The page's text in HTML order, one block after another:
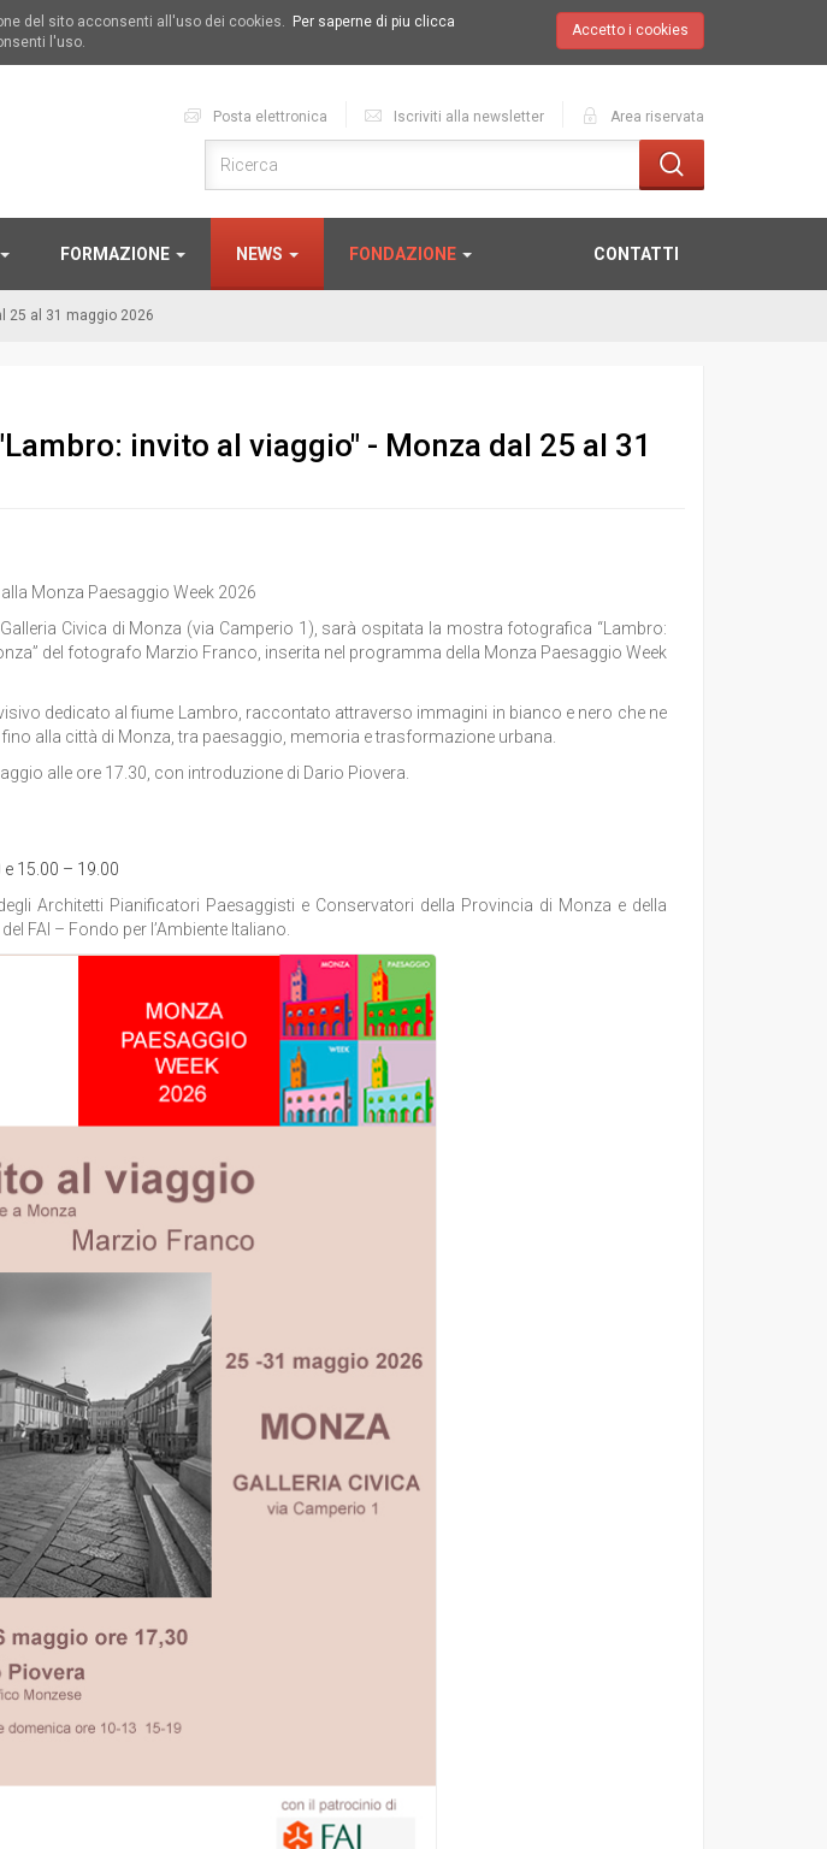
del sito acconsenti all'uso dei cookies.
Per saperne di piu clicca
l'uso.
Accetto i cookies
Posta elettronica Iscriviti alla newsletter Area riservata
FORMAZIONE NEWS FONDAZIONE CONTATTI
25 al 31 maggio 2026
invito al viaggio" - Monza dal 25 al 31
Monza Paesaggio Week 2026
Civica di Monza (via Camperio 1), sarà ospitata la mostra fotografica “Lambro:
del fotografo Marzio Franco, inserita nel programma della Monza Paesaggio Week
dedicato al fiume Lambro, raccontato attraverso immagini in bianco e nero che ne
alla città di Monza, tra paesaggio, memoria e trasformazione urbana.
alle ore 17.30, con introduzione di Dario Piovera.
15.00 – 19.00
degli Architetti Pianificatori Paesaggisti e Conservatori della Provincia di Monza e della
FAI – Fondo per l’Ambiente Italiano.